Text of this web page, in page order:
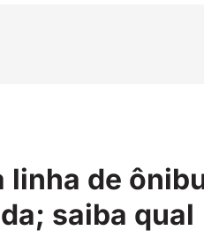
linha de
saiba qual